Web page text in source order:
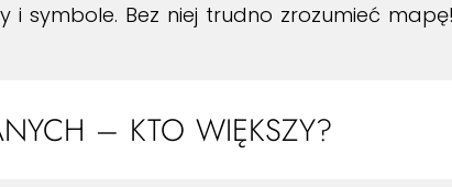
symbole. Bez niej trudno zrozumieć mapę!
– KTO WIĘKSZY?